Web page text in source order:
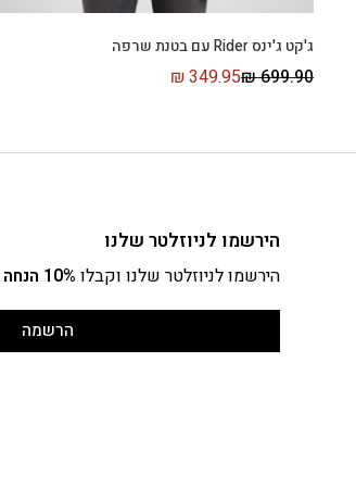
ג'קט ג'ינס Rider עם בטנת שרפה
₪699.90
₪ 349.95
הירשמו לניוזלטר שלנו
הירשמו לניוזלטר שלנו וקבלו 10% הנחה
הרשמה